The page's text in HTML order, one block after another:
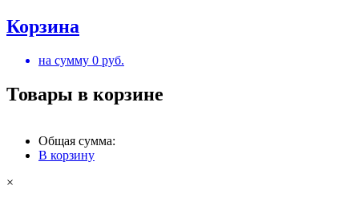
Корзина
на сумму 0 руб.
Товары в корзине
Общая сумма:
В корзину
×